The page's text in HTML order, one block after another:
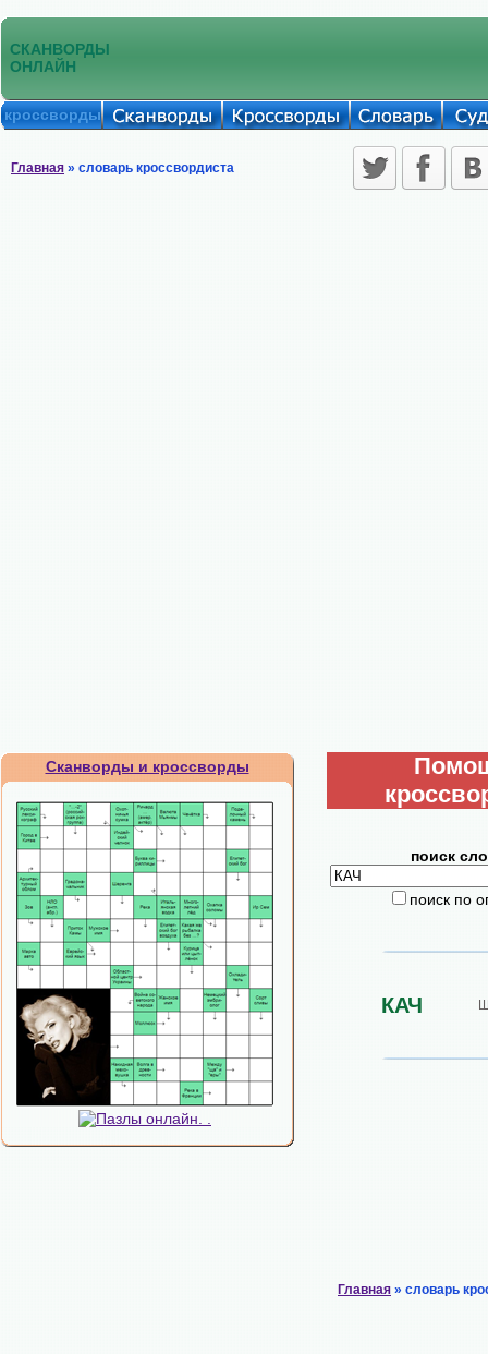
СКАНВОРДЫ
ОНЛАЙН
кроссворды
Главная » словарь кроссвордиста
Сканворды и кроссворды
поиск
поиск по
КАЧ
Главная » словарь